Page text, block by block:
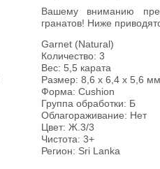
Вашему вниманию предлагается набор из 3 гессонитов
гранатов! Ниже
Garnet (Natural)
Количество: 3
Вес: 5,5 карата
Размер: 8,6 х 6,4 х 5,6
Форма: Cushion
Группа обработки: Б
Облагораживание: Нет
Цвет: Ж.3/3
Чистота: 3+
Регион: Sri Lanka